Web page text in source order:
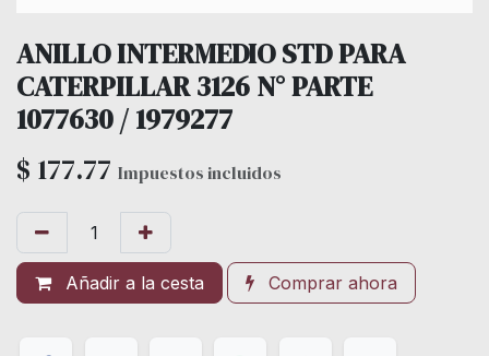
ANILLO INTERMEDIO STD PARA
CATERPILLAR 3126 N° PARTE
1077630 / 1979277
$ 177.77 Impuestos incluidos
Añadir a la cesta Comprar ahora